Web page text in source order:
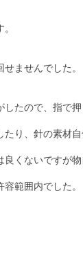
ませんでした。
たので、指で押
り、針の素材
くないですが物
範囲内でした。